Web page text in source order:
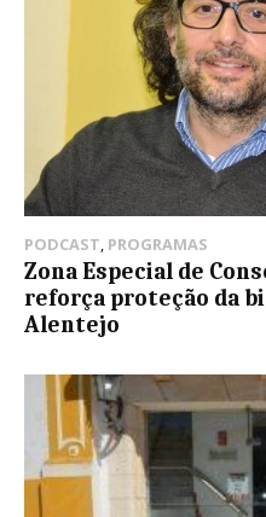
PODCAST, PROGRAMAS
Zona Especial de
reforça proteção da
Alentejo